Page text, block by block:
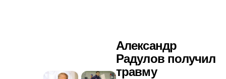
Александр
Радулов получил
травму